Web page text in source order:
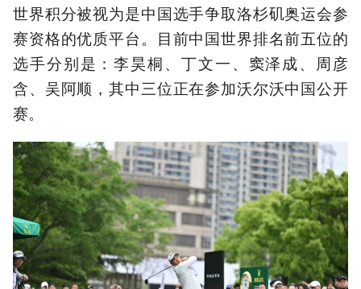
世界积分被视为是中国选手争取洛杉矶奥运会参
赛资格的优质平台。目前中国世界排名前五位的
选手分别是：李昊桐、丁文一、窦泽成、周彦
含、吴阿顺，其中三位正在参加沃尔沃中国公开
赛。